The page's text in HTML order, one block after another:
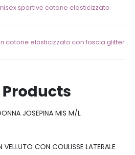
sportive cotone elasticizzato
cotone elasticizzato con fascia glitter
JOSEPINA MIS M/L
VELLUTO CON COULISSE LATERALE